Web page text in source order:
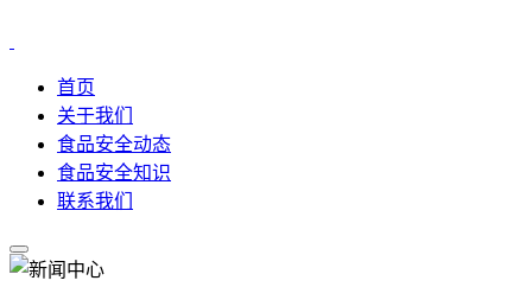
首页
关于我们
食品安全动态
食品安全知识
联系我们